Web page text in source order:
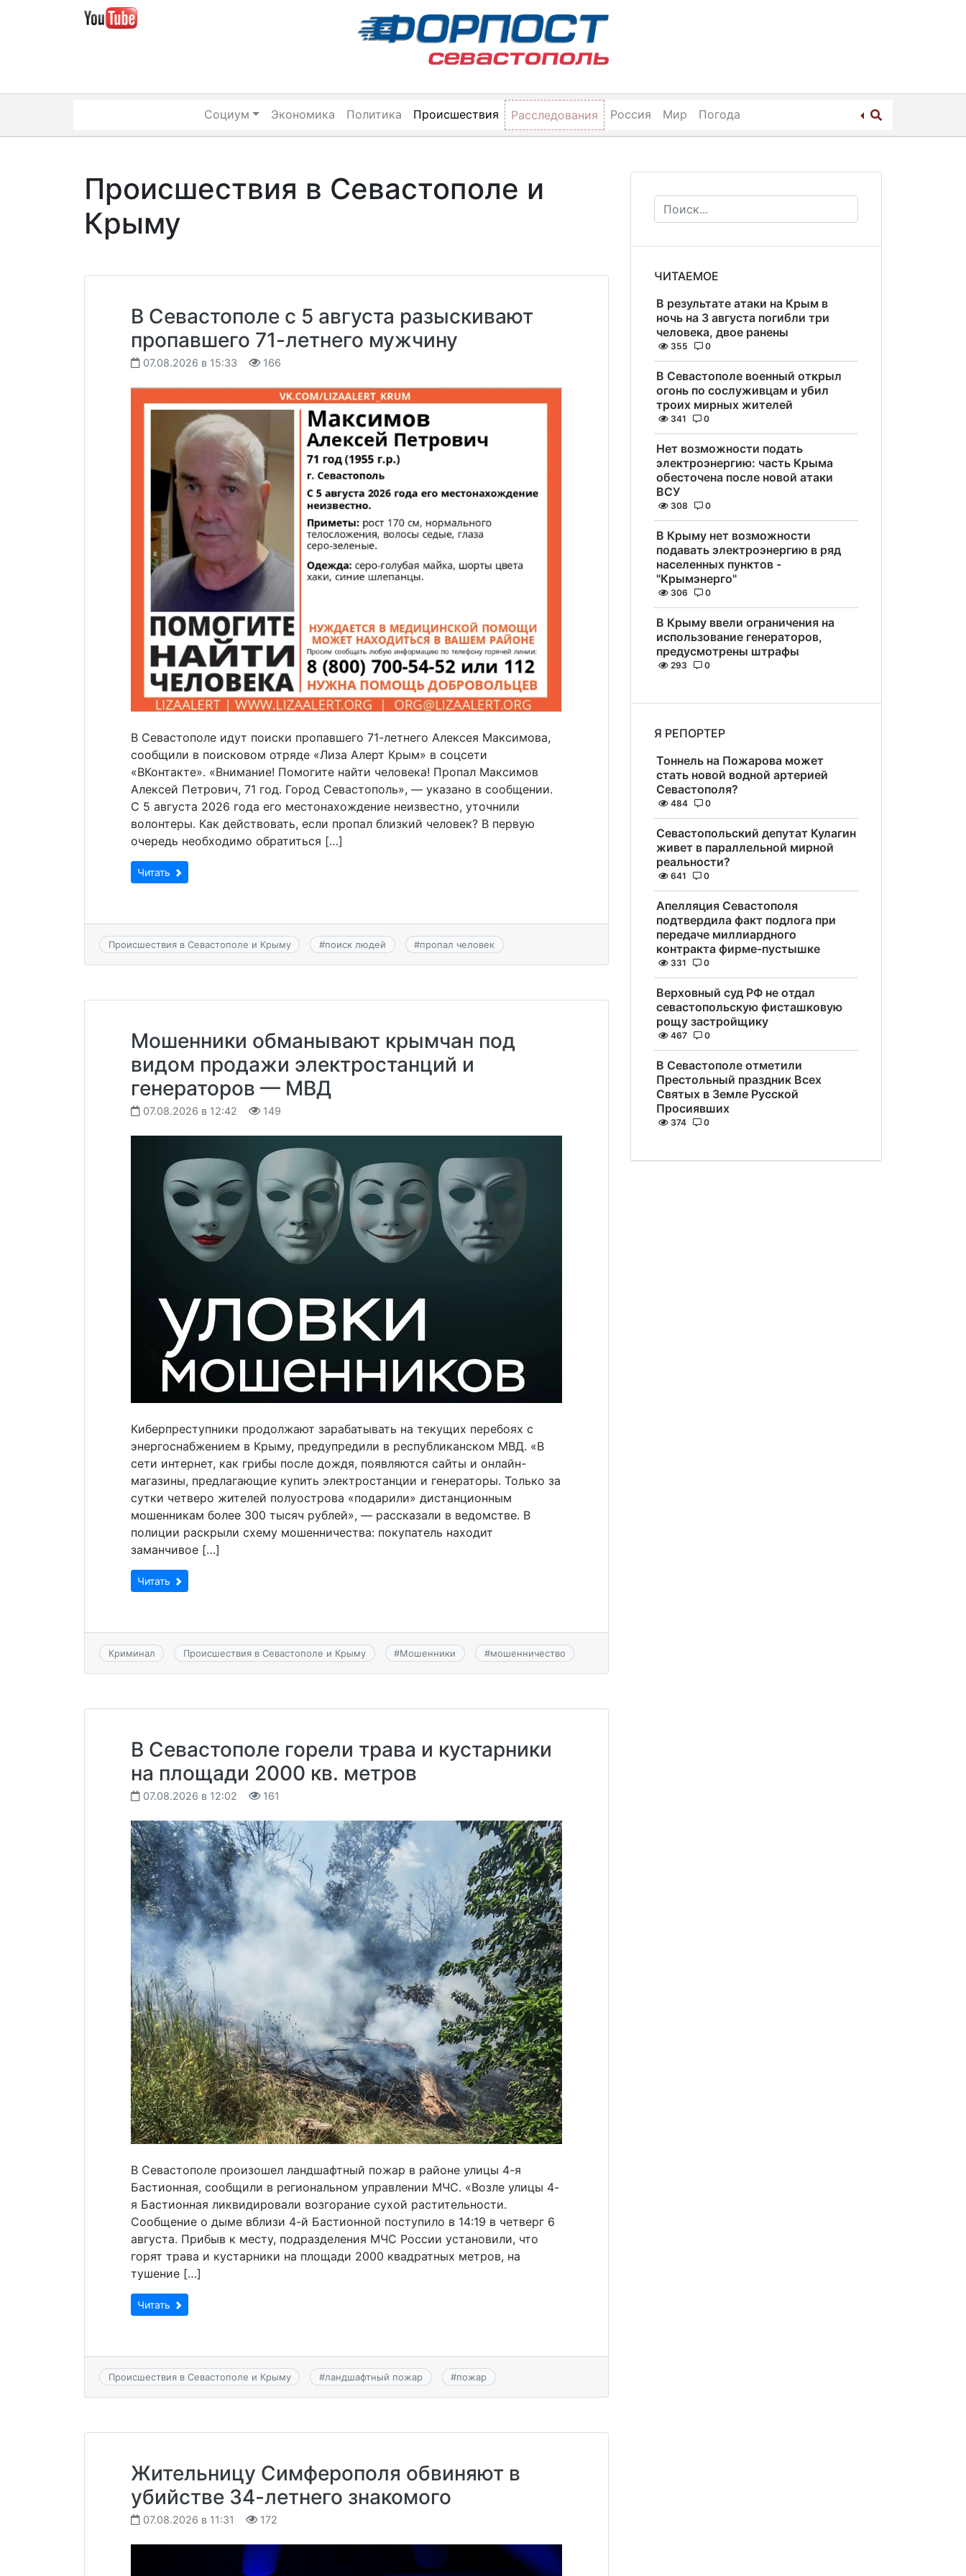
Социум Экономика Политика Происшествия Расследования Россия Мир Погода
Происшествия в Севастополе и
Крыму
В Севастополе с 5 августа разыскивают
пропавшего 71-летнего мужчину
07.08.2026 в 15:33 166
В Севастополе идут поиски пропавшего 71-летнего Алексея Максимова,
сообщили в поисковом отряде «Лиза Алерт Крым» в соцсети
«ВКонтакте». «Внимание! Помогите найти человека! Пропал Максимов
Алексей Петрович, 71 год. Город Севастополь», — указано в сообщении.
С 5 августа 2026 года его местонахождение неизвестно, уточнили
волонтеры. Как действовать, если пропал близкий человек? В первую
очередь необходимо обратиться […]
Читать
Происшествия в Севастополе и Крыму #поиск людей #пропал человек
Мошенники обманывают крымчан под
видом продажи электростанций и
генераторов — МВД
07.08.2026 в 12:42 149
Киберпреступники продолжают зарабатывать на текущих перебоях с
энергоснабжением в Крыму, предупредили в республиканском МВД. «В
сети интернет, как грибы после дождя, появляются сайты и онлайн-
магазины, предлагающие купить электростанции и генераторы. Только за
сутки четверо жителей полуострова «подарили» дистанционным
мошенникам более 300 тысяч рублей», — рассказали в ведомстве. В
полиции раскрыли схему мошенничества: покупатель находит
заманчивое […]
Читать
Криминал Происшествия в Севастополе и Крыму #Мошенники #мошенничество
В Севастополе горели трава и кустарники
на площади 2000 кв. метров
07.08.2026 в 12:02 161
В Севастополе произошел ландшафтный пожар в районе улицы 4-я
Бастионная, сообщили в региональном управлении МЧС. «Возле улицы 4-
я Бастионная ликвидировали возгорание сухой растительности.
Сообщение о дыме вблизи 4-й Бастионной поступило в 14:19 в четверг 6
августа. Прибыв к месту, подразделения МЧС России установили, что
горят трава и кустарники на площади 2000 квадратных метров, на
тушение […]
Читать
Происшествия в Севастополе и Крыму #ландшафтный пожар #пожар
Жительницу Симферополя обвиняют в
убийстве 34-летнего знакомого
07.08.2026 в 11:31 172
ЧИТАЕМОЕ
В результате атаки на Крым в
ночь на 3 августа погибли три
человека, двое ранены
355 0
В Севастополе военный открыл
огонь по сослуживцам и убил
троих мирных жителей
341 0
Нет возможности подать
электроэнергию: часть Крыма
обесточена после новой атаки
ВСУ
308 0
В Крыму нет возможности
подавать электроэнергию в ряд
населенных пунктов -
"Крымэнерго"
306 0
В Крыму ввели ограничения на
использование генераторов,
предусмотрены штрафы
293 0
Я РЕПОРТЕР
Тоннель на Пожарова может
стать новой водной артерией
Севастополя?
484 0
Севастопольский депутат Кулагин
живет в параллельной мирной
реальности?
641 0
Апелляция Севастополя
подтвердила факт подлога при
передаче миллиардного
контракта фирме-пустышке
331 0
Верховный суд РФ не отдал
севастопольскую фисташковую
рощу застройщику
467 0
В Севастополе отметили
Престольный праздник Всех
Святых в Земле Русской
Просиявших
374 0